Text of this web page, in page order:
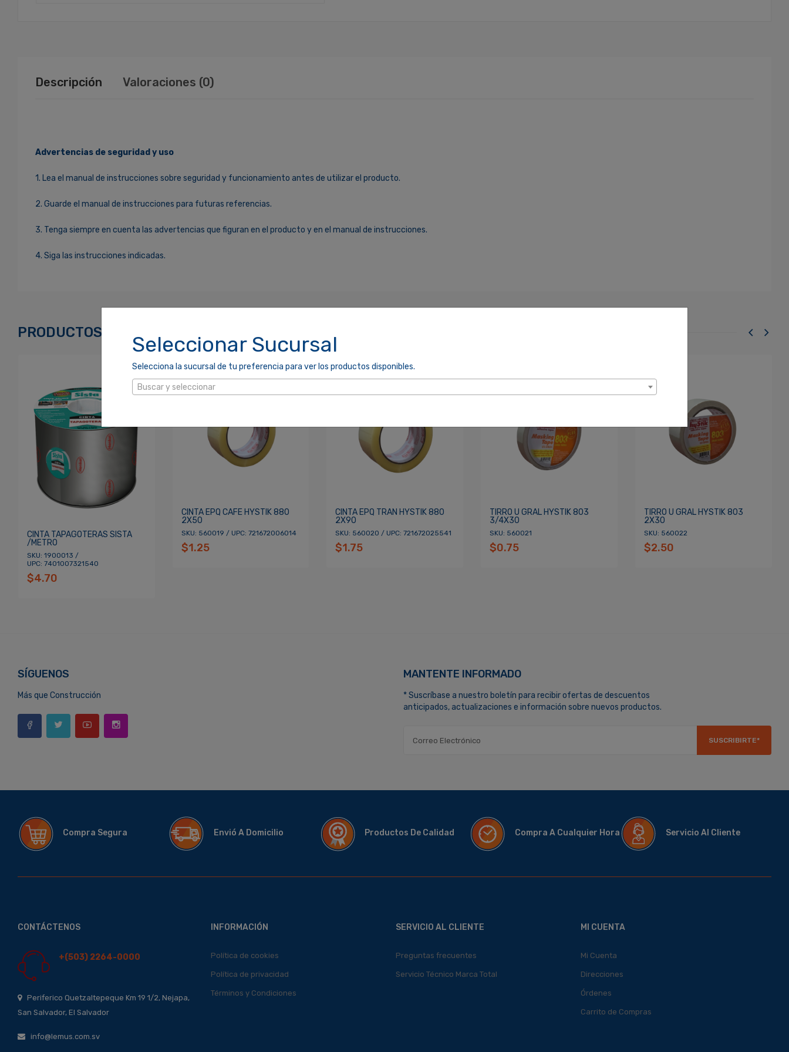
Seleccionar Sucursal
Selecciona la sucursal de tu preferencia para ver los productos disponibles.
Buscar y seleccionar
Descripción Valoraciones (0)
Advertencias de seguridad y uso
1. Lea el manual de instrucciones sobre seguridad y funcionamiento antes de utilizar el producto.
2. Guarde el manual de instrucciones para futuras referencias.
3. Tenga siempre en cuenta las advertencias que figuran en el producto y en el manual de instrucciones.
4. Siga las instrucciones indicadas.
¿Olvidaste tu Contraseña? Recordarme ACCEDER
PRODUCTOS RELACIONADOS
CINTA TAPAGOTERAS SISTA
/METRO
SKU: 1900013 /
UPC: 7401007321540
$4.70
CINTA EPQ CAFE HYSTIK 880
2X50
SKU: 560019 / UPC: 721672006014
$1.25
CINTA EPQ TRAN HYSTIK 880
2X90
SKU: 560020 / UPC: 721672025541
$1.75
TIRRO U GRAL HYSTIK 803
3/4X30
SKU: 560021
$0.75
TIRRO U GRAL HYSTIK 803
2X30
SKU: 560022
$2.50
SÍGUENOS
Más que Construcción
MANTENTE INFORMADO
* Suscríbase a nuestro boletín para recibir ofertas de descuentos
anticipados, actualizaciones e información sobre nuevos productos.
SUSCRIBIRTE*
Compra Segura Envió A Domicilio Productos De Calidad Compra A Cualquier Hora Servicio Al Cliente
CONTÁCTENOS
+(503) 2264-0000
Periferico Quetzaltepeque Km 19 1/2, Nejapa,
San Salvador, El Salvador
info@lemus.com.sv
INFORMACIÓN
Política de cookies
Política de privacidad
Términos y Condiciones
SERVICIO AL CLIENTE
Preguntas frecuentes
Servicio Técnico Marca Total
MI CUENTA
Mi Cuenta
Direcciones
Órdenes
Carrito de Compras